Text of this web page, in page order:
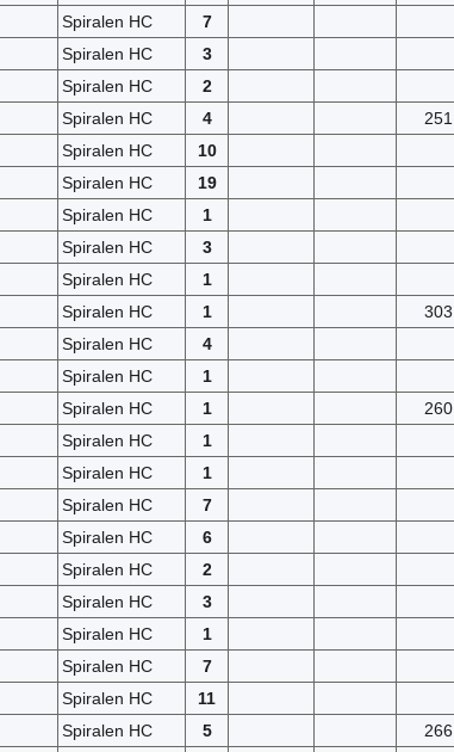
Spiralen HC
7
Spiralen HC
3
Spiralen HC
2
Spiralen HC 4
251
Spiralen HC
10
Spiralen HC
19
Spiralen HC
1
Spiralen HC
3
Spiralen HC
1
Spiralen HC 1
303
Spiralen HC
4
Spiralen HC
1
Spiralen HC 1
260
Spiralen HC
1
Spiralen HC
1
Spiralen HC
7
Spiralen HC
6
Spiralen HC
2
Spiralen HC
3
Spiralen HC
1
Spiralen HC
7
Spiralen HC
11
Spiralen HC 5
266